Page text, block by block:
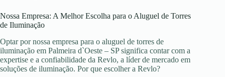
Nossa Empresa: A Melhor Escolha para o Aluguel de Torres
de Iluminação
Optar por nossa empresa para o aluguel de torres de
iluminação em Palmeira d`Oeste – SP significa contar com a
expertise e a confiabilidade da Revlo, a líder de mercado em
soluções de iluminação. Por que escolher a Revlo?